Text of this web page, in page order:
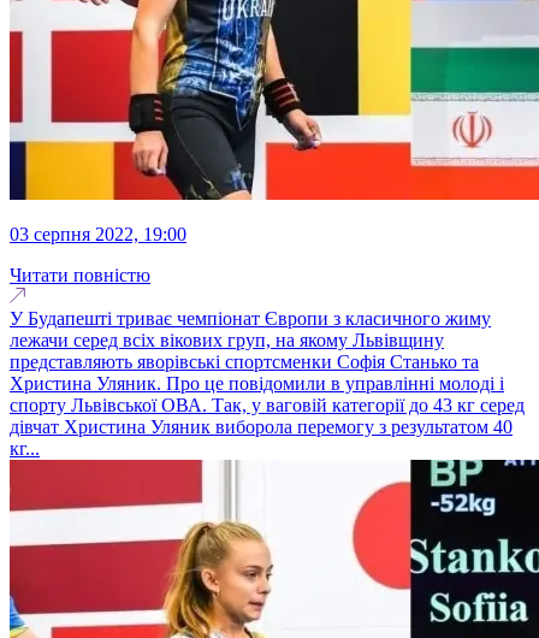
03 серпня 2022, 19:00
Читати повністю
У Будапешті триває чемпіонат Європи з класичного жиму
лежачи серед всіх вікових груп, на якому Львівщину
представляють яворівські спортсменки Софія Станько та
Христина Уляник. Про це повідомили в управлінні молоді і
спорту Львівської ОВА. Так, у ваговій категорії до 43 кг серед
дівчат Христина Уляник виборола перемогу з результатом 40
кг...